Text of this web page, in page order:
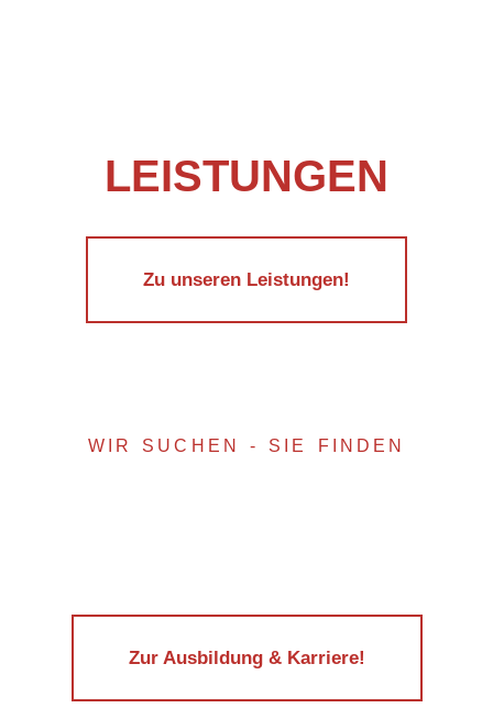
LEISTUNGEN
Zu unseren Leistungen!
WIR SUCHEN - SIE FINDEN
Zur Ausbildung & Karriere!